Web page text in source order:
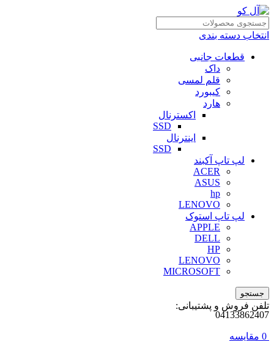
انتخاب دسته بندی
قطعات جانبی
داک
قلم لمسی
کیبورد
هارد
اکسترنال
SSD
اینترنال
SSD
لپ تاپ آکبند
ACER
ASUS
hp
LENOVO
لپ تاپ استوک
APPLE
DELL
HP
LENOVO
MICROSOFT
جستجو
تلفن فروش و پشتیبانی:
04133862407
0 مقايسه